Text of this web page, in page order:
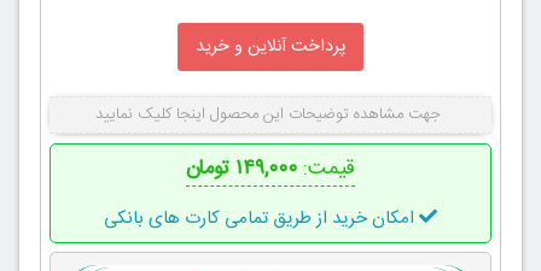
جهت مشاهده توضیحات این محصول اینجا کلیک نمایید
قیمت: ۱۴۹,۰۰۰ تومان
امکان خرید از طریق تمامی کارت های بانکی